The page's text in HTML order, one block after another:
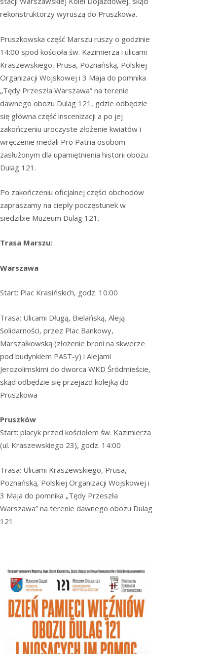
rekonstruktorzy wyruszą do Pruszkowa.
Pruszkowska część Marszu ruszy o godzinie
14:00 spod kościoła św. Kazimierza i ulicami
Kraszewskiego, Prusa, Poznańską, Polskiej
Organizacji Wojskowej i 3 Maja do pomnika
„Tędy Przeszła Warszawa” na terenie
dawnego obozu Dulag 121, gdzie odbędzie
się główna część inscenizacji a po jej
zakończeniu uroczyste złożenie kwiatów i
wręczenie medali Pro Patria osobom
zasłużonym dla upamiętnienia historii obozu
Dulag 121.
Po zakończeniu oficjalnej części obchodów
zapraszamy na ciepły poczęstunek w
siedzibie Muzeum Dulag 121.
Trasa Marszu:
Warszawa
Start: Plac Krasińskich, godz. 10:00
Trasa: Ulicami Długą, Bielańską, Aleją
Solidarności, przez Plac Bankowy,
Marszałkowską (złożenie broni na skwerze
pod budynkiem PAST-y) i Alejami
Jerozolimskimi do dworca WKD Śródmieście,
skąd odbędzie się przejazd kolejką do
Pruszkowa
Pruszków
Start: placyk przed kościołem św. Kazimierza
(ul. Kraszewskiego 23), godz. 14:00
Trasa: Ulicami Kraszewskiego, Prusa,
Poznańską, Polskiej Organizacji Wojskowej i
3 Maja do pomnika „Tędy Przeszła
Warszawa” na terenie dawnego obozu Dulag
121